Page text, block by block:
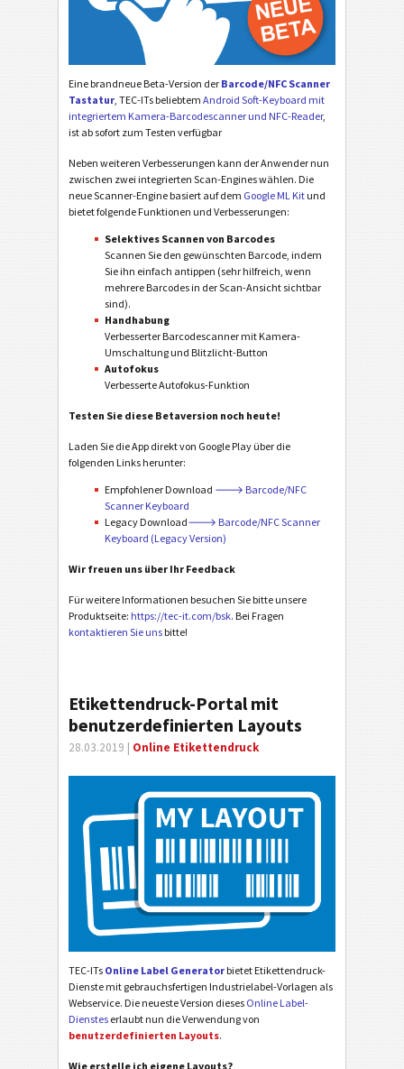
Eine brandneue Beta-Version der Barcode/NFC Scanner
Tastatur, TEC-ITs beliebtem Android Soft-Keyboard mit
integriertem Kamera-Barcodescanner und NFC-Reader,
ist ab sofort zum Testen verfügbar
Neben weiteren Verbesserungen kann der Anwender nun
zwischen zwei integrierten Scan-Engines wählen. Die
neue Scanner-Engine basiert auf dem Google ML Kit und
bietet folgende Funktionen und Verbesserungen:
Selektives Scannen von Barcodes
Scannen Sie den gewünschten Barcode, indem
Sie ihn einfach antippen (sehr hilfreich, wenn
mehrere Barcodes in der Scan-Ansicht sichtbar
sind).
Handhabung
Verbesserter Barcodescanner mit Kamera-
Umschaltung und Blitzlicht-Button
Autofokus
Verbesserte Autofokus-Funktion
Testen Sie diese Betaversion noch heute!
Laden Sie die App direkt von Google Play über die
folgenden Links herunter:
Empfohlener Download 🡒 Barcode/NFC
Scanner Keyboard
Legacy Download🡒 Barcode/NFC Scanner
Keyboard (Legacy Version)
Wir freuen uns über Ihr Feedback
Für weitere Informationen besuchen Sie bitte unsere
Produktseite: https://tec-it.com/bsk. Bei Fragen
kontaktieren Sie uns bitte!
Etikettendruck-Portal mit
benutzerdefinierten Layouts
28.03.2019 | Online Etikettendruck
TEC-ITs Online Label Generator bietet Etikettendruck-
Dienste mit gebrauchsfertigen Industrielabel-Vorlagen als
Webservice. Die neueste Version dieses Online Label-
Dienstes erlaubt nun die Verwendung von
benutzerdefinierten Layouts.
Wie erstelle ich eigene Layouts?